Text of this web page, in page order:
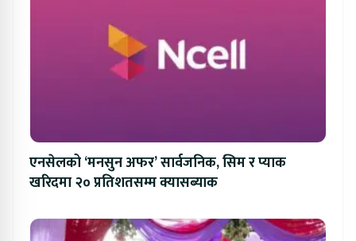
एनसेलको ‘मनसुन अफर’ सार्वजनिक, सिम र प्याक
खरिदमा २० प्रतिशतसम्म क्यासब्याक